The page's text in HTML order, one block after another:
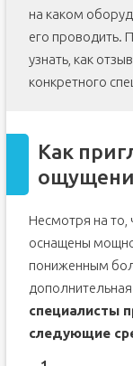
на каком
его проводить.
узнать, как
конкретного
Как
Несмотря на
оснащены
пониженным
специалисты
следующие